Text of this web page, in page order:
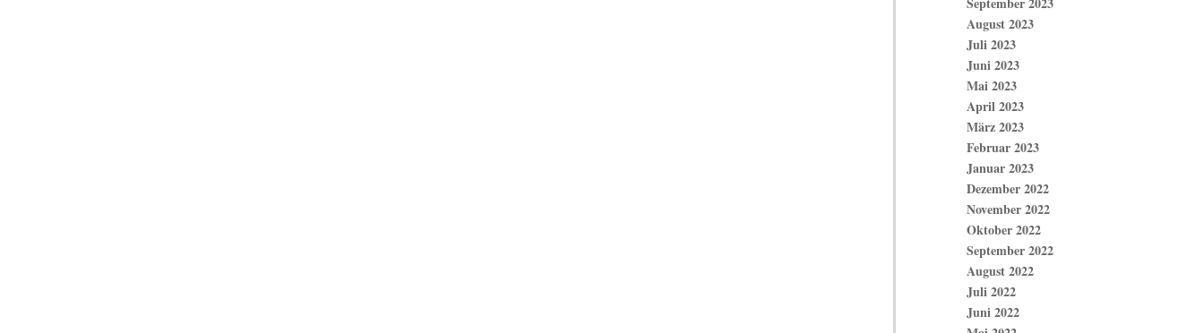
August 2023
Juli 2023
Juni 2023
Mai 2023
April 2023
März 2023
Februar 2023
Januar 2023
Dezember 2022
November 2022
Oktober 2022
September 2022
August 2022
Juli 2022
Juni 2022